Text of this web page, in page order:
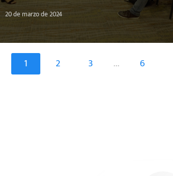
20 de marzo de 2024
1 2 3 ... 6